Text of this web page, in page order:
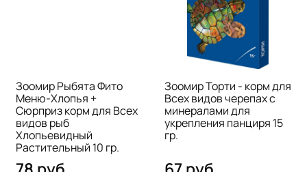
Зоомир Рыбята Фито
Меню-Хлопья +
Сюрприз корм для Всех
видов рыб
Хлопьевидный
Растительный 10 гр.
Зоомир Торти - корм для
Всех видов черепах с
минералами для
укрепления панциря 15
гр.